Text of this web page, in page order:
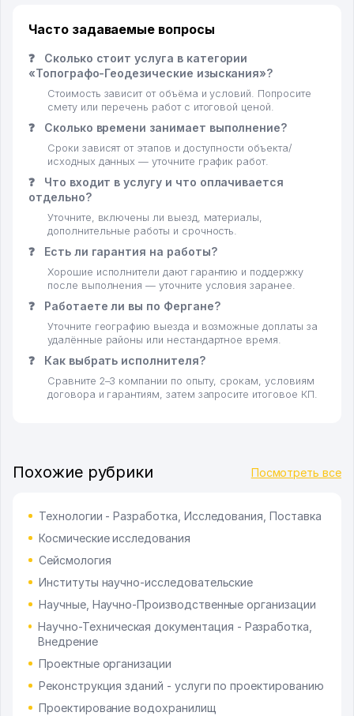
Часто задаваемые вопросы
❓
Сколько стоит услуга в категории
«Топографо-Геодезические изыскания»?
Стоимость зависит от объёма и условий. Попросите
смету или перечень работ с итоговой ценой.
❓ Сколько времени занимает выполнение?
Сроки зависят от этапов и доступности объекта/
исходных данных — уточните график работ.
❓
Что входит в услугу и что оплачивается
отдельно?
Уточните, включены ли выезд, материалы,
дополнительные работы и срочность.
❓ Есть ли гарантия на работы?
Хорошие исполнители дают гарантию и поддержку
после выполнения — уточните условия заранее.
❓ Работаете ли вы по Фергане?
Уточните географию выезда и возможные доплаты за
удалённые районы или нестандартное время.
❓ Как выбрать исполнителя?
Сравните 2–3 компании по опыту, срокам, условиям
договора и гарантиям, затем запросите итоговое КП.
Похожие рубрики Посмотреть все
Технологии - Разработка, Исследования, Поставка
Космические исследования
Сейсмология
Институты научно-исследовательские
Научные, Научно-Производственные организации
Научно-Техническая документация - Разработка,
Внедрение
Проектные организации
Реконструкция зданий - услуги по проектированию
Проектирование водохранилищ